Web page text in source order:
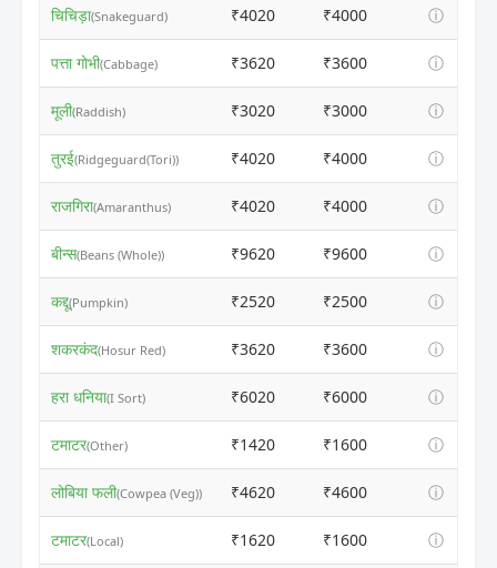
चिचिड़ा(Snakeguard) ₹4020 ₹4000 ⓘ
पत्ता गोभी(Cabbage) ₹3620 ₹3600 ⓘ
मूली(Raddish) ₹3020 ₹3000 ⓘ
तुरई(Ridgeguard(Tori)) ₹4020 ₹4000 ⓘ
राजगिरा(Amaranthus) ₹4020 ₹4000 ⓘ
बीन्स(Beans (Whole)) ₹9620 ₹9600 ⓘ
कद्दू(Pumpkin) ₹2520 ₹2500 ⓘ
शकरकंद(Hosur Red) ₹3620 ₹3600 ⓘ
हरा धनिया(I Sort) ₹6020 ₹6000 ⓘ
टमाटर(Other) ₹1420 ₹1600 ⓘ
लोबिया फली(Cowpea (Veg)) ₹4620 ₹4600 ⓘ
टमाटर(Local) ₹1620 ₹1600 ⓘ